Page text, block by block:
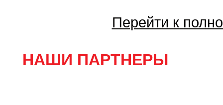
Перейти к
НАШИ ПАРТНЕРЫ